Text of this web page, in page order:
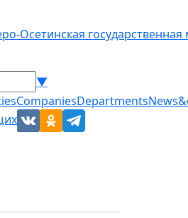
Осетинская
▼
CompaniesDepartments